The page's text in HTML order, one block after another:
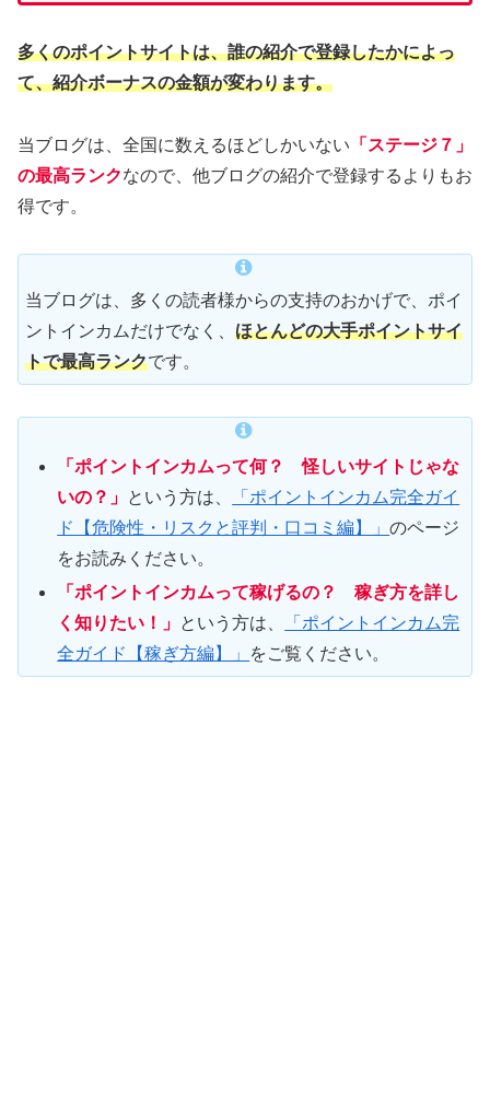
多くのポイントサイトは、誰の紹介で登録したかによっ
て、紹介ボーナスの金額が変わります。
当ブログは、全国に数えるほどしかいない 「ステージ７」
の最高ランクなので、他ブログの紹介で登録するよりもお
得です。
当ブログは、多くの読者様からの支持のおかげで、ポイ
ントインカムだけでなく、 ほとんどの大手ポイントサイ
トで最高ランクです。
「ポイントインカムって何？ 怪しいサイトじゃな
いの？」 という方は、
「ポイントインカム完全ガイ
ド【危険性・リスクと評判・口コミ編】」のページ
をお読みください。
「ポイントインカムって稼げるの？ 稼ぎ方を詳し
く知りたい！」 という方は、
「ポイントインカム完
全ガイド【稼ぎ方編】」
をご覧ください。